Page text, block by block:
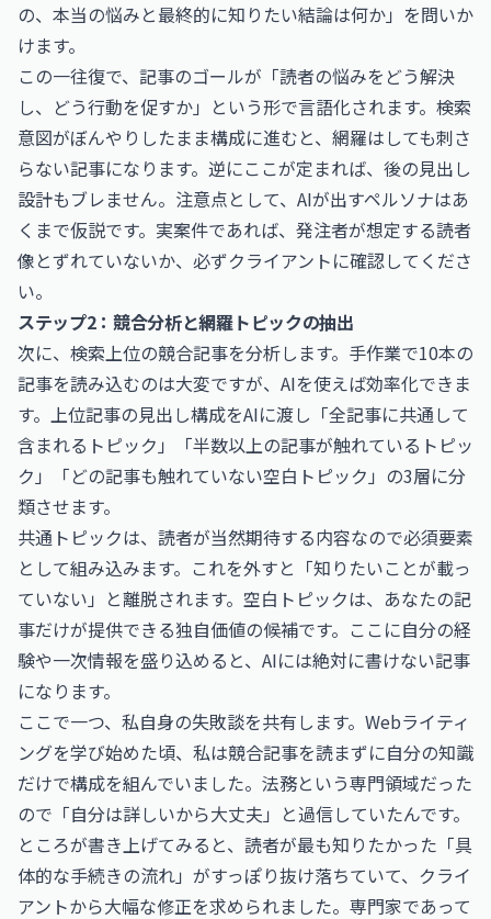
の、本当の悩みと最終的に知りたい結論は何か」を問いか
けます。
この一往復で、記事のゴールが「読者の悩みをどう解決
し、どう行動を促すか」という形で言語化されます。検索
意図がぼんやりしたまま構成に進むと、網羅はしても刺さ
らない記事になります。逆にここが定まれば、後の見出し
設計もブレません。注意点として、AIが出すペルソナはあ
くまで仮説です。実案件であれば、発注者が想定する読者
像とずれていないか、必ずクライアントに確認してくださ
い。
ステップ2：競合分析と網羅トピックの抽出
次に、検索上位の競合記事を分析します。手作業で10本の
記事を読み込むのは大変ですが、AIを使えば効率化できま
す。上位記事の見出し構成をAIに渡し「全記事に共通して
含まれるトピック」「半数以上の記事が触れているトピッ
ク」「どの記事も触れていない空白トピック」の3層に分
類させます。
共通トピックは、読者が当然期待する内容なので必須要素
として組み込みます。これを外すと「知りたいことが載っ
ていない」と離脱されます。空白トピックは、あなたの記
事だけが提供できる独自価値の候補です。ここに自分の経
験や一次情報を盛り込めると、AIには絶対に書けない記事
になります。
ここで一つ、私自身の失敗談を共有します。Webライティ
ングを学び始めた頃、私は競合記事を読まずに自分の知識
だけで構成を組んでいました。法務という専門領域だった
ので「自分は詳しいから大丈夫」と過信していたんです。
ところが書き上げてみると、読者が最も知りたかった「具
体的な手続きの流れ」がすっぽり抜け落ちていて、クライ
アントから大幅な修正を求められました。専門家であって